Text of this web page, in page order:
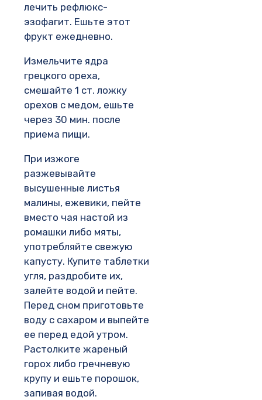
лечить рефлюкс-
эзофагит. Ешьте этот
фрукт ежедневно.
Измельчите ядра
грецкого ореха,
смешайте 1 ст. ложку
орехов с медом, ешьте
через 30 мин. после
приема пищи.
При изжоге
разжевывайте
высушенные листья
малины, ежевики, пейте
вместо чая настой из
ромашки либо мяты,
употребляйте свежую
капусту. Купите таблетки
угля, раздробите их,
залейте водой и пейте.
Перед сном приготовьте
воду с сахаром и выпейте
ее перед едой утром.
Растолките жареный
горох либо гречневую
крупу и ешьте порошок,
запивая водой.